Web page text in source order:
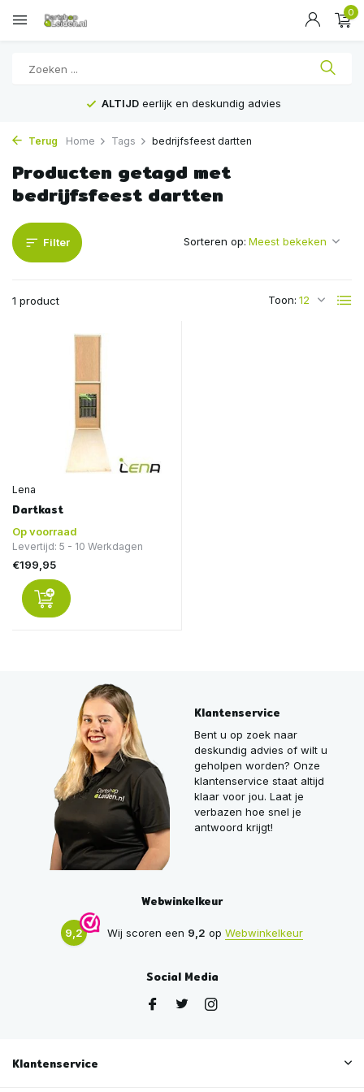
0
ALTIJD eerlijk en deskundig advies
Terug Home Tags bedrijfsfeest dartten
Producten getagd met
bedrijfsfeest dartten
Filter
1 product Toon:
Sorteren op:
Lena
Dartkast
Op voorraad
Levertijd: 5 - 10 Werkdagen
€199,95
Klantenservice
Bent u op zoek naar
deskundig advies of wilt u
geholpen worden? Onze
klantenservice staat altijd
klaar voor jou. Laat je
verbazen hoe snel je
antwoord krijgt!
Webwinkelkeur
9,2 Wij scoren een 9,2 op Webwinkelkeur
Social Media
Klantenservice